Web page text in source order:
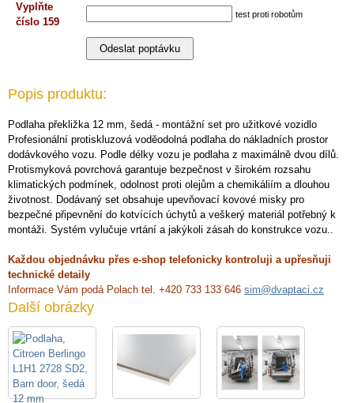
Vyplňte
číslo 159
test proti robotům
Popis produktu:
Podlaha překližka 12 mm, šedá - montážní set pro užitkové vozidlo
Profesionální protiskluzová voděodolná podlaha do nákladních prostor
dodávkového vozu. Podle délky vozu je podlaha z maximálně dvou dílů.
Protismyková povrchová garantuje bezpečnost v širokém rozsahu
klimatických podmínek, odolnost proti olejům a chemikáliím a dlouhou
životnost. Dodávaný set obsahuje upevňovací kovové misky pro
bezpečné připevnění do kotvících úchytů a veškerý materiál potřebný k
montáži. Systém vylučuje vrtání a jakýkoli zásah do konstrukce vozu..
Každou objednávku přes e-shop telefonicky kontroluji a upřesňuji
technické detaily
Informace Vám podá Polach tel. +420 733 133 646 sim@dvaptaci.cz
Další obrázky